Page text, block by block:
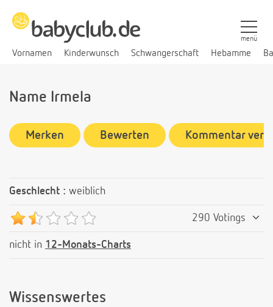
Vornamen Kinderwunsch Schwangerschaft Hebamme
menü
Name Irmela
Merken Bewerten Kommentar
Geschlecht : weiblich
290 Votings
nicht in 12-Monats-Charts
Wissenswertes